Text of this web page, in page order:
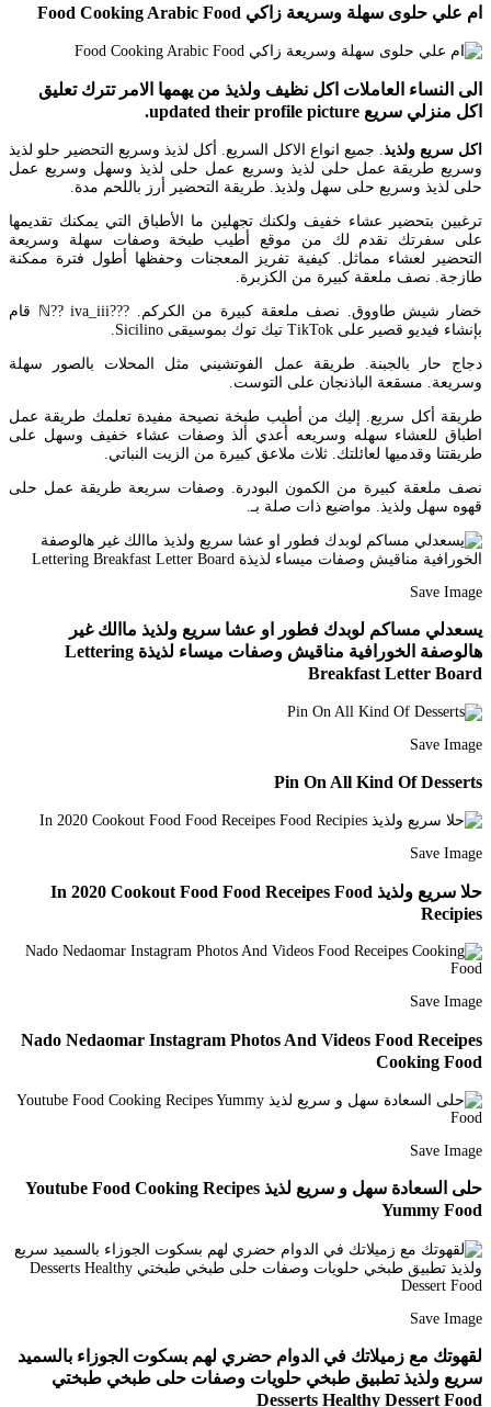
ام علي حلوى سهلة وسريعة زاكي Food Cooking Arabic Food
الى النساء العاملات اكل نظيف ولذيذ من يهمها الامر تترك تعليق
اكل منزلي سريع updated their profile picture.
اكل سريع ولذيذ . جميع انواع الاكل السريع. أكل لذيذ وسريع التحضير حلو لذيذ
وسريع طريقة عمل حلى لذيذ وسريع عمل حلى لذيذ وسهل وسريع عمل
حلى لذيذ وسريع حلى سهل ولذيذ. طريقة التحضير أرز باللحم مدة.
ترغبين بتحضير عشاء خفيف ولكنك تجهلين ما الأطباق التي يمكنك تقديمها
على سفرتك نقدم لك من موقع أطيب طبخة وصفات سهلة وسريعة
التحضير لعشاء مماثل. كيفية تفريز المعجنات وحفظها أطول فترة ممكنة
طازجة. نصف ملعقة كبيرة من الكزبرة.
خضار شيش طاووق. نصف ملعقة كبيرة من الكركم. ???ℕ?? iva_iii قام
بإنشاء فيديو قصير على TikTok تيك توك بموسيقى Sicilino.
دجاج حار بالجبنة. طريقة عمل الفوتشيني مثل المحلات بالصور سهلة
وسريعة. مسقعة الباذنجان على التوست.
طريقة أكل سريع. إليك من أطيب طبخة نصيحة مفيدة تعلمك طريقة عمل
اطباق للعشاء سهله وسريعه أعدي ألذ وصفات عشاء خفيف وسهل على
طريقتنا وقدميها لعائلتك. ثلاث ملاعق كبيرة من الزيت النباتي.
نصف ملعقة كبيرة من الكمون البودرة. وصفات سريعة طريقة عمل حلى
قهوه سهل ولذيذ. مواضيع ذات صلة بـ.
Save Image
يسعدلي مساكم لوبدك فطور او عشا سريع ولذيذ ماالك غير
هالوصفة الخورافية مناقيش وصفات ميساء لذيذة Lettering
Breakfast Letter Board
Save Image
Pin On All Kind Of Desserts
Save Image
حلا سريع ولذيذ In 2020 Cookout Food Food Receipes Food
Recipies
Save Image
Nado Nedaomar Instagram Photos And Videos Food Receipes
Cooking Food
Save Image
حلى السعادة سهل و سريع لذيذ Youtube Food Cooking Recipes
Yummy Food
Save Image
لقهوتك مع زميلاتك في الدوام حضري لهم بسكوت الجوزاء بالسميد
سريع ولذيذ تطبيق طبخي حلويات وصفات حلى طبخي طبختي
Desserts Healthy Dessert Food